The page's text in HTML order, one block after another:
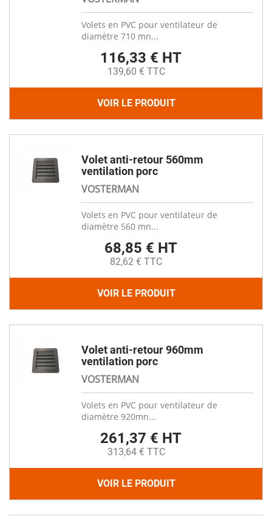
Volets en PVC pour ventilateur de
diamètre 710 mn...
116,33 € HT
139,60 € TTC
VOIR LE PRODUIT
Volet anti-retour 560mm
ventilation porc
VOSTERMAN
Volets en PVC pour ventilateur de
diamètre 560 mn...
68,85 € HT
82,62 € TTC
VOIR LE PRODUIT
Volet anti-retour 960mm
ventilation porc
VOSTERMAN
Volets en PVC pour ventilateur de
diamètre 920mn...
261,37 € HT
313,64 € TTC
VOIR LE PRODUIT